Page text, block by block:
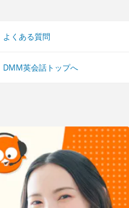
よくある質問
DMM英会話トップへ